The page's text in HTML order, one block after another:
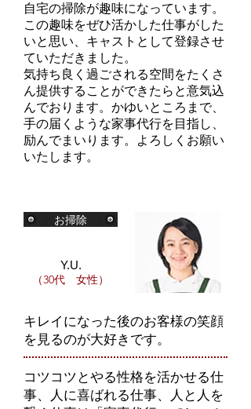
自宅の掃除が趣味になっています。
この趣味をぜひ活かした仕事がした
いと思い、キャストとして登録させ
ていただきました。
気持ち良く過ごされる空間をたくさ
ん提供することができたらと意気込
んでおります。かゆいところまで、
手の届くような家事代行を目指し、
励んでまいります。よろしくお願い
いたします。
お掃除
Y.U.
（30代 女性）
キレイになった後のお客様の笑顔
を見るのが大好きです。
コツコツとやる性格を活かせる仕
事、人に喜ばれる仕事、人と人を